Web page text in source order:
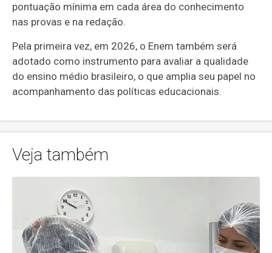
pontuação mínima em cada área do conhecimento
nas provas e na redação.
Pela primeira vez, em 2026, o Enem também será
adotado como instrumento para avaliar a qualidade
do ensino médio brasileiro, o que amplia seu papel no
acompanhamento das políticas educacionais.
Veja também